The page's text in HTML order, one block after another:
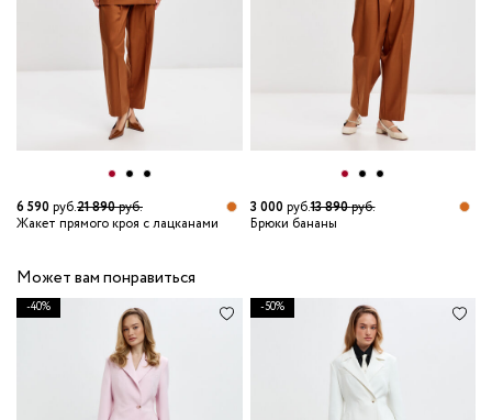
6 590руб.21 890руб.
Жакет прямого кроя с лацканами
3 000руб.13 890руб.
Брюки бананы
Может вам понравиться
-40% -50%